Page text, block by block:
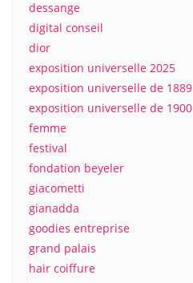
dessange
digital conseil
dior
exposition universelle 2025
exposition universelle de 1889
exposition universelle de 1900
femme
festival
fondation beyeler
giacometti
gianadda
goodies entreprise
grand palais
hair coiffure